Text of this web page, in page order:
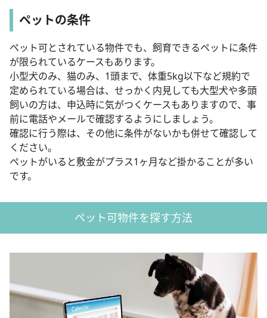
ペットの条件
ペット可とされている物件でも、飼育できるペットに条件
が限られているケースもあります。
小型犬のみ、猫のみ、1頭まで、体重5kg以下など規約で
定められている場合は、せっかく内見しても大型犬や多頭
飼いの方は、申込時に気がつくケースもありますので、事
前に電話やメールで確認するようにしましょう。
確認に行う際は、その他に条件がないかも併せて確認して
ください。
ペットがいると敷金がプラス1ヶ月など掛かることが多い
です。
ペット可物件を探す方法